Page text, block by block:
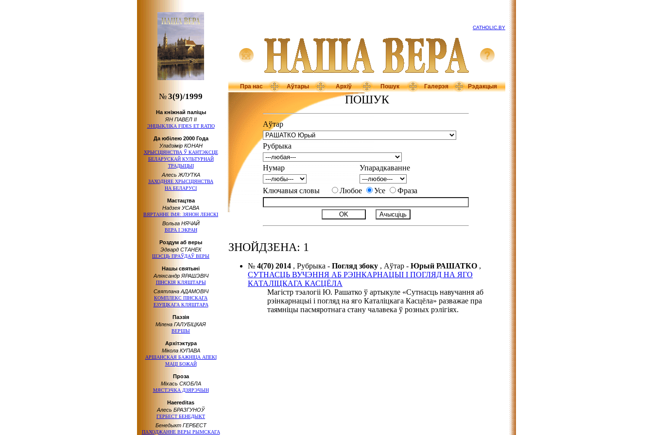
CATHOLIC.BY
Пра нас Аўтары Архіў Пошук Галерэя Рэдакцыя
№3(9)/1999
На кніжнай паліцы
ЯН ПАВЕЛ ІІ
ЭНЦЫКЛІКА FIDES ET RATIO
Да юбілею 2000 Года
Уладзімір КОНАН
ХРЫСЦІЯНСТВА Ў КАНТЭКСЦЕ
БЕЛАРУСКАЙ КУЛЬТУРНАЙ
ТРАДЫЦЫІ
Алесь ЖЛУТКА
ЗАХОДНЯЕ ХРЫСЦІЯНСТВА
НА БЕЛАРУСІ
Мастацтва
Надзея УСАВА
ВЯРТАННЕ ІМЯ: ЗЯНОН ЛЕНСКІ
Вольга НЯЧАЙ
ВЕРА І ЭКРАН
Роздум аб веры
Эдвард СТАНЕК
ШЭСЦЬ ПРАЎДАЎ ВЕРЫ
Нашы святыні
Аляксандр ЯРАШЭВІЧ
ПІНСКІЯ КЛЯШТАРЫ
Святлана АДАМОВІЧ
КОМПЛЕКС ПІНСКАГА
ЕЗУІЦКАГА КЛЯШТАРА
Паэзія
Мілена ГАЛУБІЦКАЯ
ВЕРШЫ
Архітэктура
Мікола КУПАВА
АРШАНСКАЯ БАЖНІЦА АПЕКІ
МАЦІ БОЖАЙ
Проза
Міхась СКОБЛА
МЯСТЭЧКА ДЗЯРЭЧЫН
Haereditas
Алесь БРАЗГУНОЎ
ГЕРБЕСТ БЕНЕДЫКТ
Бенедыкт ГЕРБЕСТ
ПАХОДЖАННЕ ВЕРЫ РЫМСКАГА
ПОШУК
Аўтар
Рубрыка
Нумар Упарадкаванне
Ключавыя словы Любое Усе Фраза
ЗНОЙДЗЕНА: 1
№ 4(70) 2014 , Рубрыка - Погляд збоку , Аўтар - Юрый РАШАТКО ,
СУТНАСЦЬ ВУЧЭННЯ АБ РЭІНКАРНАЦЫІ І ПОГЛЯД НА ЯГО
КАТАЛІЦКАГА КАСЦЁЛА
Магістр тэалогіі Ю. Рашатко ў артыкуле «Сутнасць навучання аб
рэінкарнацыі і погляд на яго Каталіцкага Касцёла» разважае пра
таямніцы пасмяротнага стану чалавека ў розных рэлігіях.